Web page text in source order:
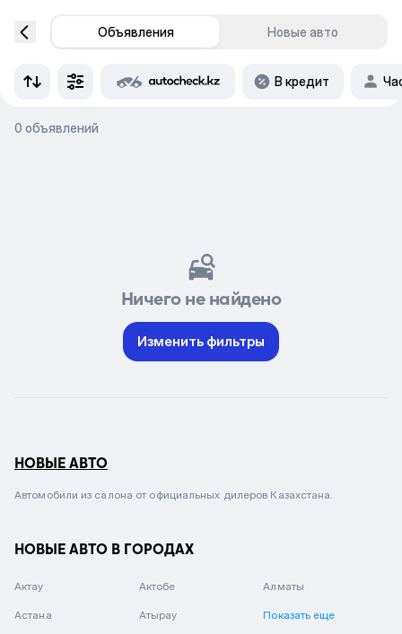
Объявления Новые авто
В кредит
0 объявлений
Ничего не найдено
Изменить фильтры
НОВЫЕ АВТО
Автомобили из салона от официальных дилеров Казахстана.
НОВЫЕ АВТО В ГОРОДАХ
Актау Актобе Алматы
Астана Атырау Показать еще